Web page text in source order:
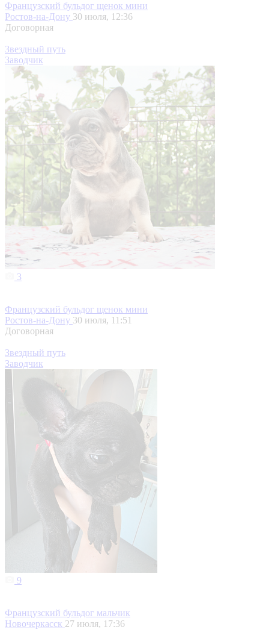
Французский бульдог щенок мини
Ростов-на-Дону 30 июля, 12:36
Договорная
Звездный путь
Заводчик
3
Французский бульдог щенок мини
Ростов-на-Дону 30 июля, 11:51
Договорная
Звездный путь
Заводчик
9
Французский бульдог мальчик
Новочеркасск 27 июля, 17:36